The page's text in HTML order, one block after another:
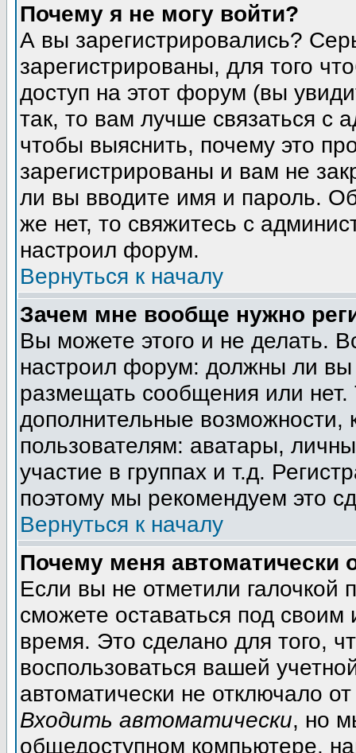
Почему я не могу войти?
А вы зарегистрировались?
зарегистрированы, для того
доступ на этот форум (вы
так, то вам лучше связаться с
чтобы выяснить, почему это
зарегистрированы и вам не
ли вы вводите имя и пароль.
же нет, то свяжитесь с
настроил форум.
Вернуться к началу
Зачем мне вообще нужно
Вы можете этого и не делать.
настроил форум: должны ли вы
размещать сообщения или
дополнительные
пользователям: аватары,
участие в группах и т.д.
поэтому мы рекомендуем это
Вернуться к началу
Почему меня автоматически
Если вы не отметили галочкой
сможете оставаться под
время. Это сделано для того,
воспользоваться вашей
автоматически не отключало
Входить автоматически, но
общедоступном компьютере,